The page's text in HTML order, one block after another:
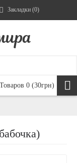
Закладки (0)
Товаров 0 (30грн)